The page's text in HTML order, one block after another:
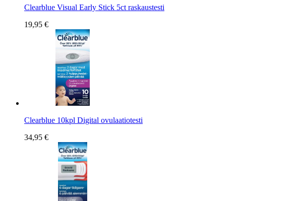
Clearblue Visual Early Stick 5ct raskaustesti
19,95 €
Clearblue 10kpl Digital ovulaatiotesti
34,95 €